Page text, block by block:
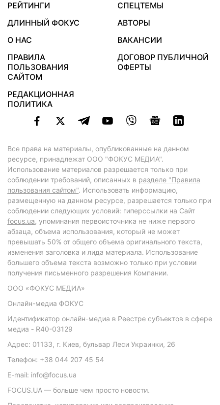
РЕЙТИНГИ
СПЕЦТЕМЫ
ДЛИННЫЙ ФОКУС
АВТОРЫ
О НАС
ВАКАНСИИ
ПРАВИЛА
ПОЛЬЗОВАНИЯ
САЙТОМ
ДОГОВОР ПУБЛИЧНОЙ
ОФЕРТЫ
РЕДАКЦИОННАЯ
ПОЛИТИКА
Все права на материалы, опубликованные на данном
ресурсе, принадлежат ООО "ФОКУС МЕДИА".
Использование материалов разрешается только при
соблюдении требований, описанных в разделе "Правила
пользования сайтом". Использовать информацию,
размещенную на данном ресурсе, разрешается только при
соблюдении следующих условий: гиперссылки на Сайт
focus.ua, упоминания первоисточника не ниже первого
абзаца, объема использования, который не может
превышать 50% от общего объема оригинального текста,
изменения заголовка и лида материала. Использование
большего объема текста возможно только при условии
получения письменного разрешения Компании.
ООО «ФОКУС МЕДИА»
Онлайн-медиа ФОКУС
Идентификатор онлайн-медиа в Реестре субъектов в сфере
медиа - R40-03129
Адрес: 01133, г. Киев, бульвар Леси Украинки, 26
Телефон: +38 044 207 45 54
E-mail: info@focus.ua
FOCUS.UA — больше чем просто новости.